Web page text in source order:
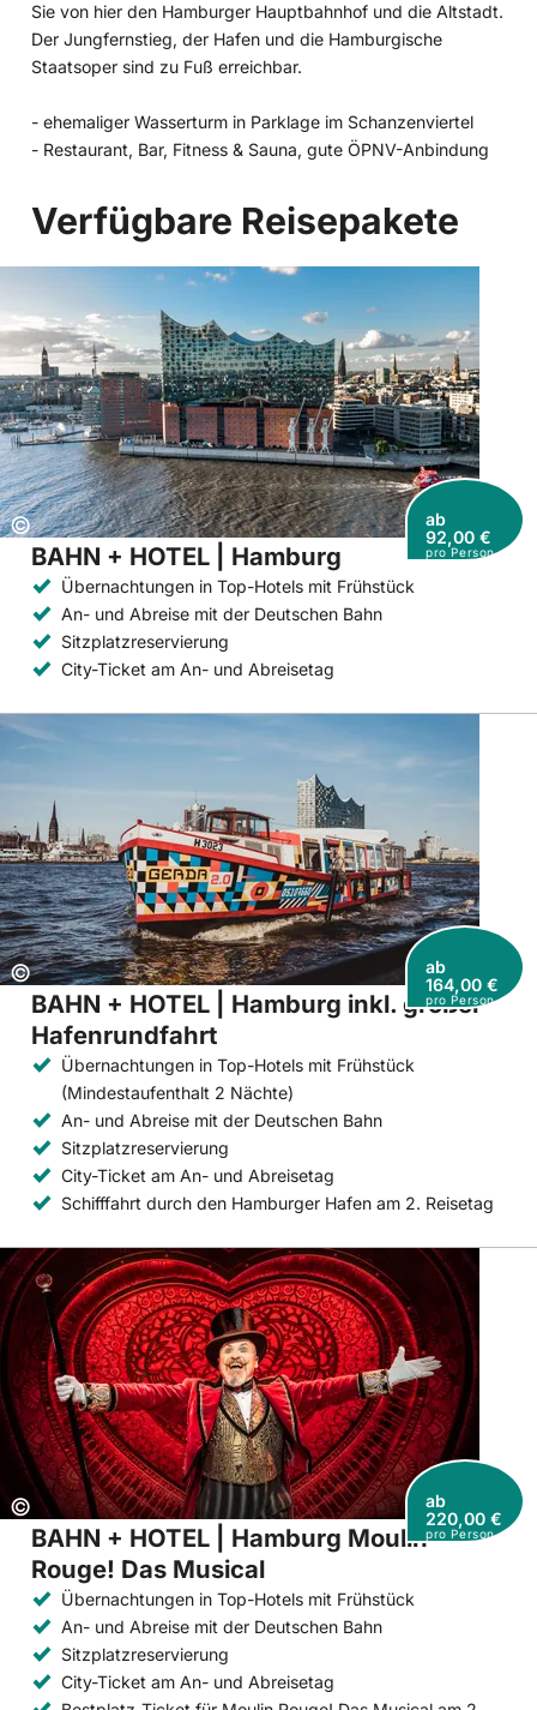
Sie von hier den Hamburger Hauptbahnhof und die Altstadt.
Der Jungfernstieg, der Hafen und die Hamburgische
Staatsoper sind zu Fuß erreichbar.
- ehemaliger Wasserturm in Parklage im Schanzenviertel
- Restaurant, Bar, Fitness & Sauna, gute ÖPNV-Anbindung
Verfügbare Reisepakete
Copyright:
©
ab
92,00 €
pro Person
BAHN + HOTEL | Hamburg
Übernachtungen in Top-Hotels mit Frühstück
An- und Abreise mit der Deutschen Bahn
Sitzplatzreservierung
City-Ticket am An- und Abreisetag
Copyright:
©
ab
164,00 €
pro Person
BAHN + HOTEL | Hamburg inkl. großer
Hafenrundfahrt
Übernachtungen in Top-Hotels mit Frühstück
(Mindestaufenthalt 2 Nächte)
An- und Abreise mit der Deutschen Bahn
Sitzplatzreservierung
City-Ticket am An- und Abreisetag
Schifffahrt durch den Hamburger Hafen am 2. Reisetag
Copyright:
©
ab
220,00 €
pro Person
BAHN + HOTEL | Hamburg Moulin
Rouge! Das Musical
Übernachtungen in Top-Hotels mit Frühstück
An- und Abreise mit der Deutschen Bahn
Sitzplatzreservierung
City-Ticket am An- und Abreisetag